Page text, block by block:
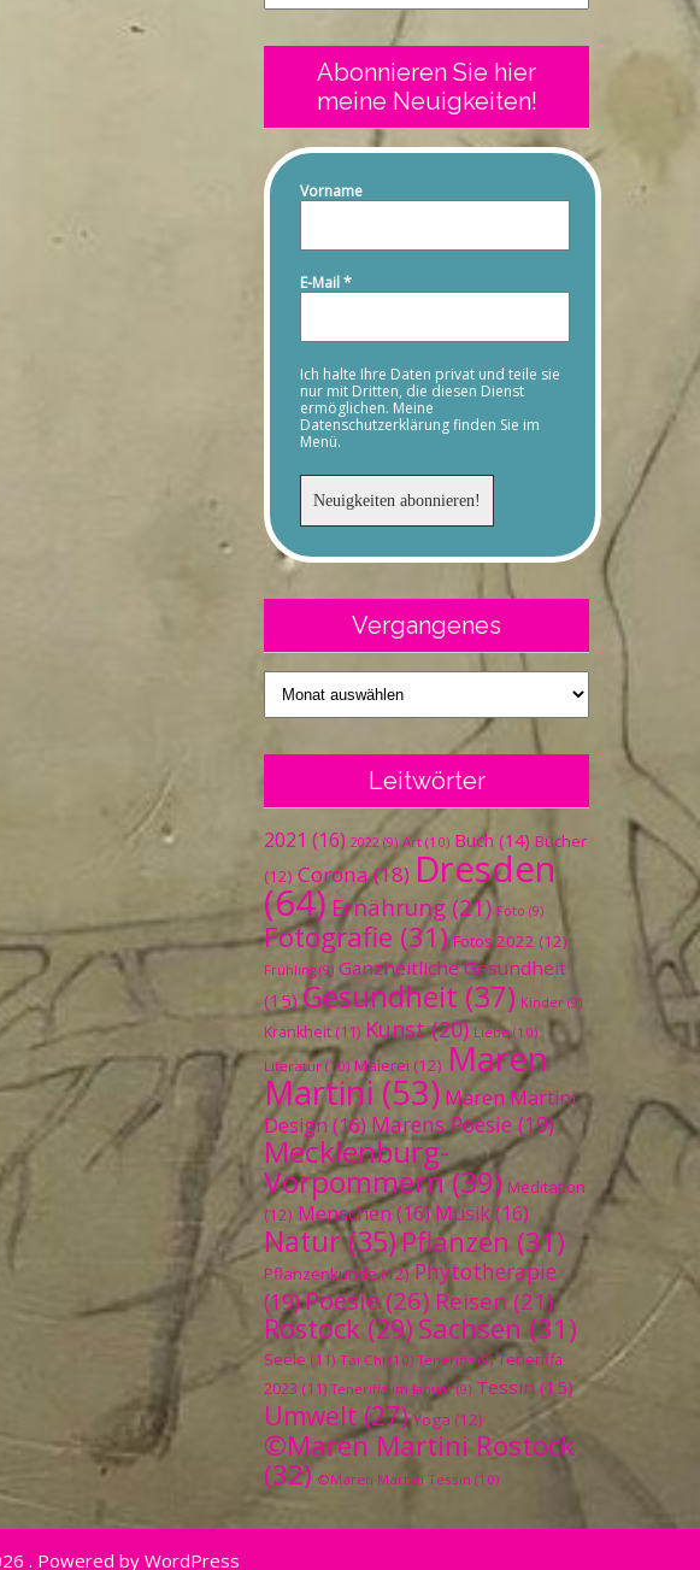
Abonnieren Sie hier
meine Neuigkeiten!
Vorname
E-Mail*
Ich halte Ihre Daten privat und teile sie
nur mit Dritten, die diesen Dienst
ermöglichen. Meine
Datenschutzerklärung finden Sie im
Menü.
Vergangenes
Vergangenes
Leitwörter
2021 (16) 2022 (9) Art (10) Buch (14) Bücher
(12) Corona(18) Dresden
(64) Ernährung (21) Foto (9)
Fotografie (31) Fotos 2022 (12)
Frühling (9) Ganzheitliche Gesundheit
(15) Gesundheit (37) Kinder (9)
Krankheit (11) Kunst(20) Liebe(10)
Literatur (10) Malerei (12) Maren
Martini(53) Maren Martini
Design (16) Marens Poesie (19)
Mecklenburg-
Vorpommern(39) Meditation
(12) Menschen (16) Musik(16)
Natur(35)Pflanzen (31)
Pflanzenkunde(12) Phytotherapie
(19)Poesie(26) Reisen(21)
Rostock (29) Sachsen (31)
Seele (11) Tai Chi (10) Teneriffa (9) Teneriffa
2023 (11) Teneriffa im Januar(9) Tessin (15)
Umwelt (27) Yoga (12)
©Maren Martini Rostock
(32) ©Maren Martini Tessin (10)
. Powered by WordPress